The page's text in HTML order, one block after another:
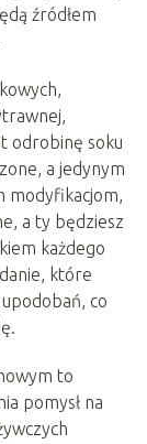
źródłem
odrobinę soku
a jedynym
modyfikacjom,
a ty będziesz
każdego
które
co
to
pomysł na